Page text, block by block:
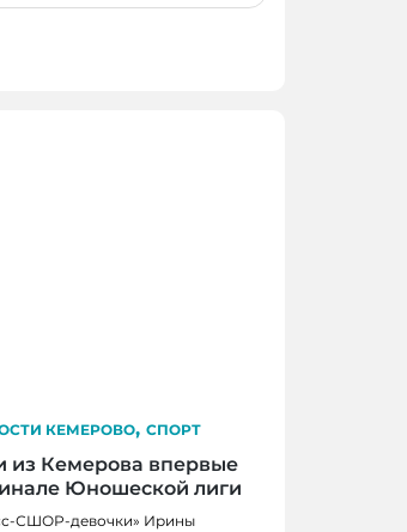
КЕМЕРОВО, СПОРТ
из Кемерова впервые
Юношеской лиги
СШОР-девочки» Ирины